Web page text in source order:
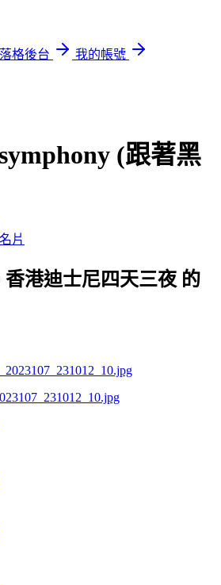
格後台
我的帳號
(跟著黑
名片
香港迪士尼四天三夜 的